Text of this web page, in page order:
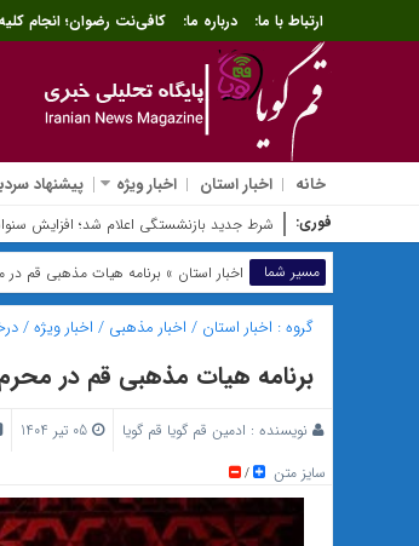
ارتباط با ما: درباره ما: کافی‌نت رضوان؛ انجام
خانه اخبار استان اخبار ویژه پیشنهاد
فوری: طرح جدید دیوارنگاره بزرگ انق
مسیر شما اخبار استان » برنامه هیات مذهبی قم در
گروه : اخبار استان / اخبار مذهبی / اخبار ویژه/
برنامه هیات مذهبی قم در محرم
نویسنده : ادمین قم گویا قم گویا
سایز متن
/